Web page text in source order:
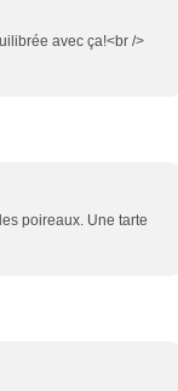
avec ça!<br />
poireaux. Une tarte